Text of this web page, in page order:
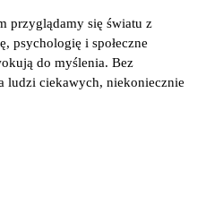
przyglądamy się światu z
psychologię i społeczne
do myślenia. Bez
ludzi ciekawych, niekoniecznie